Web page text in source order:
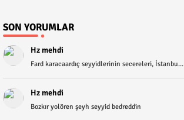
SON YORUMLAR
Hz mehdi
Fard karacaardıç seyyidlerinin secereleri, İstanbu...
Hz mehdi
Bozkır yolören şeyh seyyid bedreddin